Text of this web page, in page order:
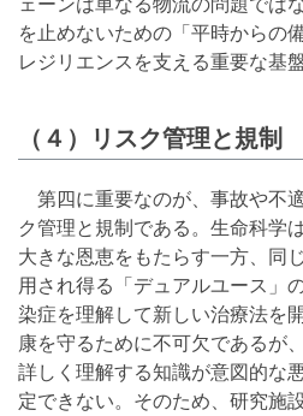
を止めないための「平時からの
レジリエンスを支える重要な基
（４）リスク管理と規制
第四に重要なのが、事故や不
ク管理と規制である。生命科学
大きな恩恵をもたらす一方、同
用され得る「デュアルユース」
染症を理解して新しい治療法を
康を守るために不可欠であるが
詳しく理解する知識が意図的な
定できない。そのため、研究施